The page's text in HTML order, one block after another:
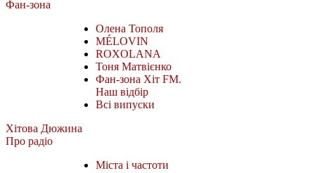
Фан-зона
Олена Тополя
MÉLOVIN
ROXOLANA
Тоня Матвієнко
Фан-зона Хіт FM.
Наш відбір
Всі випуски
Хітова Дюжина
Про радіо
Міста і частоти